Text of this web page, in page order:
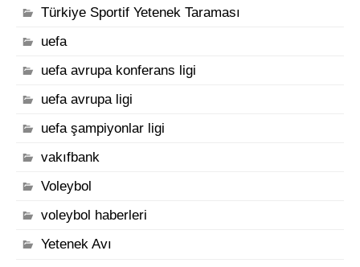
Türkiye Sportif Yetenek Taraması
uefa
uefa avrupa konferans ligi
uefa avrupa ligi
uefa şampiyonlar ligi
vakıfbank
Voleybol
voleybol haberleri
Yetenek Avı